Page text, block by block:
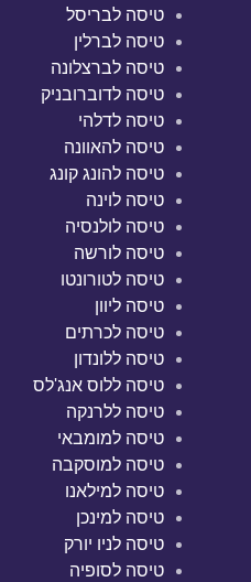
טיסה לבריסל
טיסה לברלין
טיסה לברצלונה
טיסה לדוברובניק
טיסה לדלהי
טיסה להאוונה
טיסה להונג קונג
טיסה לוינה
טיסה לולנסיה
טיסה לורשה
טיסה לטורונטו
טיסה ליוון
טיסה לכרתים
טיסה ללונדון
טיסה ללוס אנג'לס
טיסה ללרנקה
טיסה למומבאי
טיסה למוסקבה
טיסה למילאנו
טיסה למינכן
טיסה לניו יורק
טיסה לסופיה